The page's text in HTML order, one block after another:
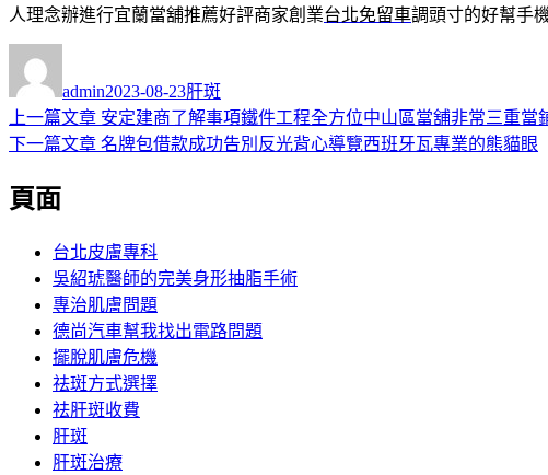
人理念辦進行宜蘭當舖推薦好評商家創業台北免留車調頭寸的好幫手
者
admin佈
日
期:
2023-08-23類
肝斑
文
章
導
上一篇文章 上
一
安定建商了解事項鐵件工程全方位中山區當舖非常三重當
下一篇文章 下
章:
名牌包借款成功告別反光背心導覽西班牙瓦專業的熊貓眼
頁面
台北皮膚專科
吳紹琥醫師的完美身形抽脂手術
專治肌膚問題
德尚汽車幫我找出電路問題
擺脫肌膚危機
祛斑方式選擇
祛肝斑收費
肝斑
肝斑治療